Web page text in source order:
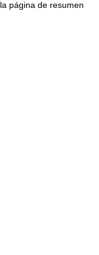
página de resumen